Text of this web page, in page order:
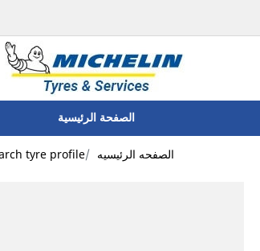
الصفحة الرئيسية
الصفحه الرئيسيه tyre profile